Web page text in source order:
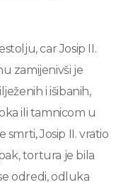
car Josip II.
zamijenivši je
i išibanih,
ili tamnicom u
smrti, Josip II. vratio
tortura je bila
odredi, odluka